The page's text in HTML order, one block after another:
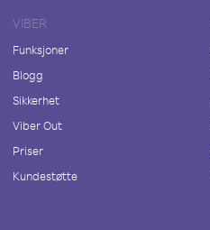
VIBER
Funksjoner
Blogg
Sikkerhet
Viber Out
Priser
Kundestøtte